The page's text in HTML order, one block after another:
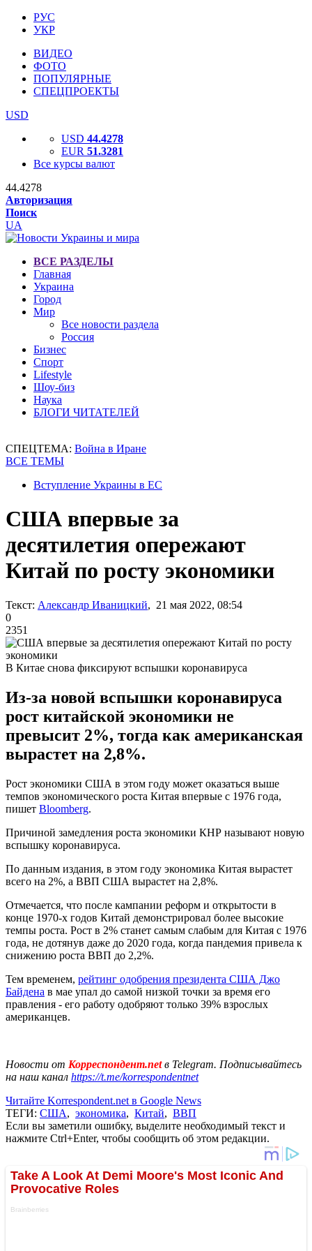
РУС
УКР
ВИДЕО
ФОТО
ПОПУЛЯРНЫЕ
СПЕЦПРОЕКТЫ
USD
USD 44.4278
EUR 51.3281
Все курсы валют
44.4278
Авторизация
Поиск
UA
ВСЕ РАЗДЕЛЫ
Главная
Украина
Город
Мир
Все новости раздела
Россия
Бизнес
Спорт
Lifestyle
Шоу-биз
Наука
БЛОГИ ЧИТАТЕЛЕЙ
СПЕЦТЕМА: Война в Иране
ВСЕ ТЕМЫ
Вступление Украины в ЕС
США впервые за
десятилетия опережают
Китай по росту экономики
Текст: Александр Иваницкий, 21 мая 2022, 08:54
0
2351
В Китае снова фиксируют вспышки коронавируса
Из-за новой вспышки коронавируса
рост китайской экономики не
превысит 2%, тогда как американская
вырастет на 2,8%.
Рост экономики США в этом году может оказаться выше
темпов экономического роста Китая впервые с 1976 года,
пишет Bloomberg.
Причиной замедления роста экономики КНР называют новую
вспышку коронавируса.
По данным издания, в этом году экономика Китая вырастет
всего на 2%, а ВВП США вырастет на 2,8%.
Отмечается, что после кампании реформ и открытости в
конце 1970-х годов Китай демонстрировал более высокие
темпы роста. Рост в 2% станет самым слабым для Китая с 1976
года, не дотянув даже до 2020 года, когда пандемия привела к
снижению роста ВВП до 2,2%.
Тем временем, рейтинг одобрения президента США Джо
Байдена в мае упал до самой низкой точки за время его
правления - его работу одобряют только 39% взрослых
американцев.
Новости от Корреспондент.netв Telegram. Подписывайтесь
на наш канал https://t.me/korrespondentnet
Читайте Korrespondent.net в Google News
ТЕГИ: США, экономика, Китай, ВВП
Если вы заметили ошибку, выделите необходимый текст и
нажмите Ctrl+Enter, чтобы сообщить об этом редакции.